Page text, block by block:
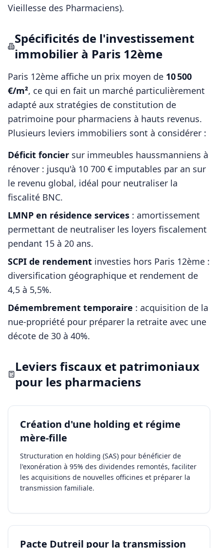
Vieillesse des Pharmaciens).
Spécificités de l'investissement
immobilier à Paris 12ème
Paris 12ème affiche un prix moyen de 10 500
€/m², ce qui en fait un marché particulièrement
adapté aux stratégies de constitution de
patrimoine pour pharmaciens à hauts revenus.
Plusieurs leviers immobiliers sont à considérer :
Déficit foncier sur immeubles haussmanniens à
rénover : jusqu'à 10 700 € imputables par an sur
le revenu global, idéal pour neutraliser la
fiscalité BNC.
LMNP en résidence services : amortissement
permettant de neutraliser les loyers fiscalement
pendant 15 à 20 ans.
SCPI de rendement investies hors Paris 12ème :
diversification géographique et rendement de
4,5 à 5,5%.
Démembrement temporaire : acquisition de la
nue-propriété pour préparer la retraite avec une
décote de 30 à 40%.
Leviers fiscaux et patrimoniaux
pour les pharmaciens
Création d'une holding et régime
mère-fille
Structuration en holding (SAS) pour bénéficier de
l'exonération à 95% des dividendes remontés, faciliter
les acquisitions de nouvelles officines et préparer la
transmission familiale.
Pacte Dutreil pour la transmission